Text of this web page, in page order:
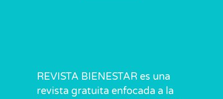
REVISTA BIENESTAR es una
revista gratuita enfocada a la